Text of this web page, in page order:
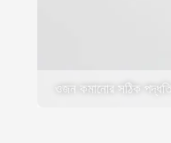
ওজন কমানোর সঠিক পদ্ধতি